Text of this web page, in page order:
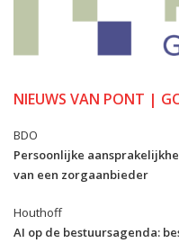
NIEUWS VAN PONT |
BDO
Persoonlijke
van een zorgaanbieder
Houthoff
AI op de bestuursagenda: